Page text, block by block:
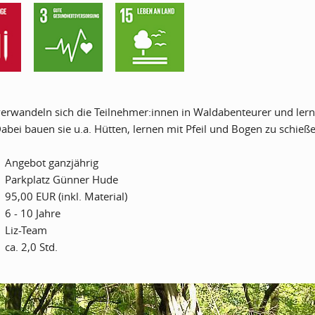
sich die Teilnehmer:innen in Waldabenteurer und
bauen sie u.a. Hütten, lernen mit Pfeil und Bogen zu
Angebot ganzjährig
Parkplatz Günner Hude
95,00 EUR (inkl. Material)
6 - 10 Jahre
Liz-Team
ca. 2,0 Std.